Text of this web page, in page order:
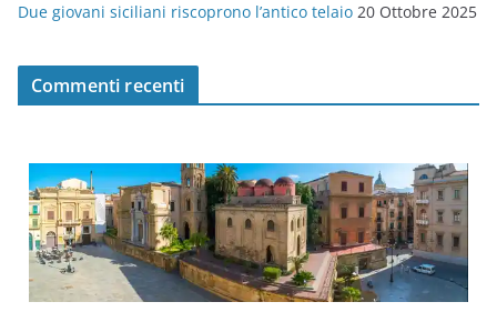
Due giovani siciliani riscoprono l’antico telaio 20 Ottobre 2025
Commenti recenti